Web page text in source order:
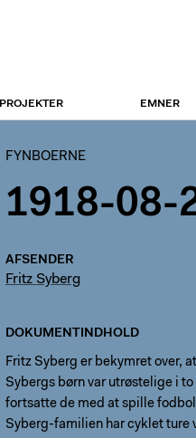
PROJEKTER EMNER
FYNBOERNE
1918-08-
AFSENDER
Fritz Syberg
DOKUMENTINDHOLD
Fritz Syberg er bekymret over,
Sybergs børn var utrøstelige i
fortsatte de med at spille
Syberg-familien har cyklet ture